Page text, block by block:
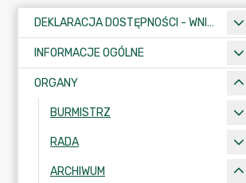
DEKLARACJA DOSTĘPNOŚCI - WNIOSEK
INFORMACJE OGÓLNE
ORGANY
BURMISTRZ
RADA
ARCHIWUM